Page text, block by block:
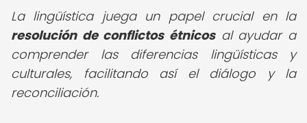
La lingüística juega un papel crucial en la
resolución de conflictos étnicosal ayudar a
comprender las diferencias lingüísticas y
culturales, facilitando así el diálogo y la
reconciliación.